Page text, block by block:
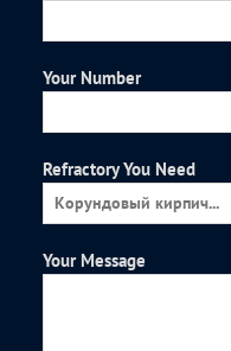
Your Number
Refractory You Need
Your Message